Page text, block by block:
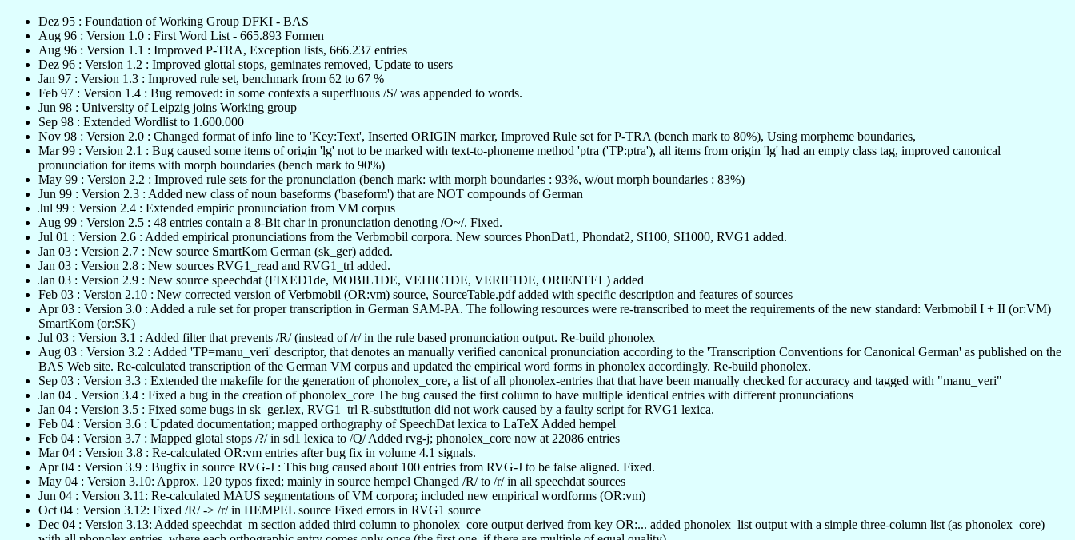
Dez 95 : Foundation of Working Group DFKI - BAS
Aug 96 : Version 1.0 : First Word List - 665.893 Formen
Aug 96 : Version 1.1 : Improved P-TRA, Exception lists, 666.237 entries
Dez 96 : Version 1.2 : Improved glottal stops, geminates removed, Update to users
Jan 97 : Version 1.3 : Improved rule set, benchmark from 62 to 67 %
Feb 97 : Version 1.4 : Bug removed: in some contexts a superfluous /S/ was appended to words.
Jun 98 : University of Leipzig joins Working group
Sep 98 : Extended Wordlist to 1.600.000
Nov 98 : Version 2.0 : Changed format of info line to 'Key:Text', Inserted ORIGIN marker, Improved Rule set for P-TRA (bench mark to 80%), Using morpheme boundaries,
Mar 99 : Version 2.1 : Bug caused some items of origin 'lg' not to be marked with text-to-phoneme method 'ptra ('TP:ptra'), all items from origin 'lg' had an empty class tag, improved canonical
pronunciation for items with morph boundaries (bench mark to 90%)
May 99 : Version 2.2 : Improved rule sets for the pronunciation (bench mark: with morph boundaries : 93%, w/out morph boundaries : 83%)
Jun 99 : Version 2.3 : Added new class of noun baseforms ('baseform') that are NOT compounds of German
Jul 99 : Version 2.4 : Extended empiric pronunciation from VM corpus
Aug 99 : Version 2.5 : 48 entries contain a 8-Bit char in pronunciation denoting /O~/. Fixed.
Jul 01 : Version 2.6 : Added empirical pronunciations from the Verbmobil corpora. New sources PhonDat1, Phondat2, SI100, SI1000, RVG1 added.
Jan 03 : Version 2.7 : New source SmartKom German (sk_ger) added.
Jan 03 : Version 2.8 : New sources RVG1_read and RVG1_trl added.
Jan 03 : Version 2.9 : New source speechdat (FIXED1de, MOBIL1DE, VEHIC1DE, VERIF1DE, ORIENTEL) added
Feb 03 : Version 2.10 : New corrected version of Verbmobil (OR:vm) source, SourceTable.pdf added with specific description and features of sources
Apr 03 : Version 3.0 : Added a rule set for proper transcription in German SAM-PA. The following resources were re-transcribed to meet the requirements of the new standard: Verbmobil I + II (or:VM)
SmartKom (or:SK)
Jul 03 : Version 3.1 : Added filter that prevents /R/ (instead of /r/ in the rule based pronunciation output. Re-build phonolex
Aug 03 : Version 3.2 : Added 'TP=manu_veri' descriptor, that denotes an manually verified canonical pronunciation according to the 'Transcription Conventions for Canonical German' as published on the
BAS Web site. Re-calculated transcription of the German VM corpus and updated the empirical word forms in phonolex accordingly. Re-build phonolex.
Sep 03 : Version 3.3 : Extended the makefile for the generation of phonolex_core, a list of all phonolex-entries that that have been manually checked for accuracy and tagged with "manu_veri"
Jan 04 . Version 3.4 : Fixed a bug in the creation of phonolex_core The bug caused the first column to have multiple identical entries with different pronunciations
Jan 04 : Version 3.5 : Fixed some bugs in sk_ger.lex, RVG1_trl R-substitution did not work caused by a faulty script for RVG1 lexica.
Feb 04 : Version 3.6 : Updated documentation; mapped orthography of SpeechDat lexica to LaTeX Added hempel
Feb 04 : Version 3.7 : Mapped glotal stops /?/ in sd1 lexica to /Q/ Added rvg-j; phonolex_core now at 22086 entries
Mar 04 : Version 3.8 : Re-calculated OR:vm entries after bug fix in volume 4.1 signals.
Apr 04 : Version 3.9 : Bugfix in source RVG-J : This bug caused about 100 entries from RVG-J to be false aligned. Fixed.
May 04 : Version 3.10: Approx. 120 typos fixed; mainly in source hempel Changed /R/ to /r/ in all speechdat sources
Jun 04 : Version 3.11: Re-calculated MAUS segmentations of VM corpora; included new empirical wordforms (OR:vm)
Oct 04 : Version 3.12: Fixed /R/ -> /r/ in HEMPEL source Fixed errors in RVG1 source
Dec 04 : Version 3.13: Added speechdat_m section added third column to phonolex_core output derived from key OR:... added phonolex_list output with a simple three-column list (as phonolex_core)